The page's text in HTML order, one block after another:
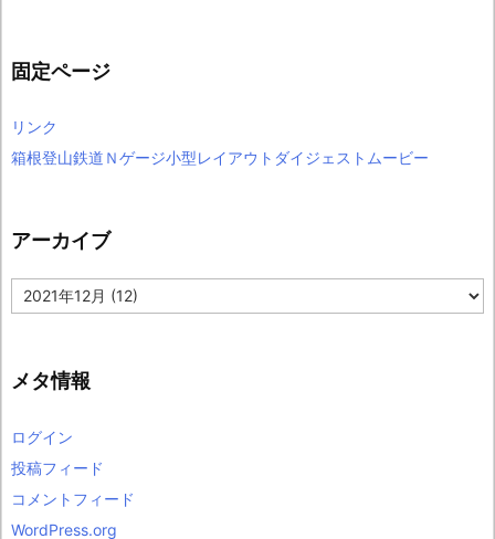
固定ページ
リンク
箱根登山鉄道Ｎゲージ小型レイアウトダイジェストムービー
アーカイブ
ア
ー
ブ
メタ情報
ログイン
投稿フィード
コメントフィード
WordPress.org